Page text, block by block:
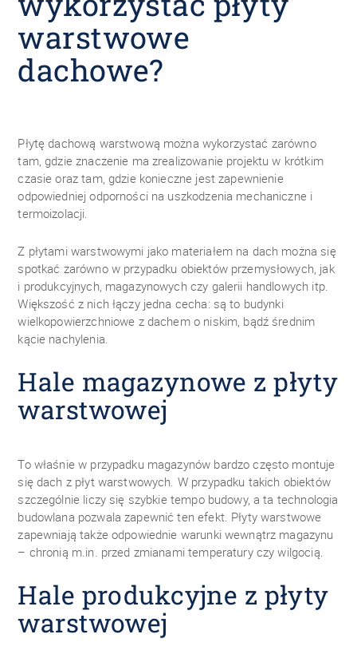
warstwowe
dachowe?
Płytę dachową warstwową można wykorzystać zarówno
tam, gdzie znaczenie ma zrealizowanie projektu w krótkim
czasie oraz tam, gdzie konieczne jest zapewnienie
odpowiedniej odporności na uszkodzenia mechaniczne i
termoizolacji.
Z płytami warstwowymi jako materiałem na dach można się
spotkać zarówno w przypadku obiektów przemysłowych, jak
i produkcyjnych, magazynowych czy galerii handlowych itp.
Większość z nich łączy jedna cecha: są to budynki
wielkopowierzchniowe z dachem o niskim, bądź średnim
kącie nachylenia.
Hale magazynowe z płyty
warstwowej
To właśnie w przypadku magazynów bardzo często montuje
się dach z płyt warstwowych. W przypadku takich obiektów
szczególnie liczy się szybkie tempo budowy, a ta technologia
budowlana pozwala zapewnić ten efekt. Płyty warstwowe
zapewniają także odpowiednie warunki wewnątrz magazynu
– chronią m.in. przed zmianami temperatury czy wilgocią.
Hale produkcyjne z płyty
warstwowej